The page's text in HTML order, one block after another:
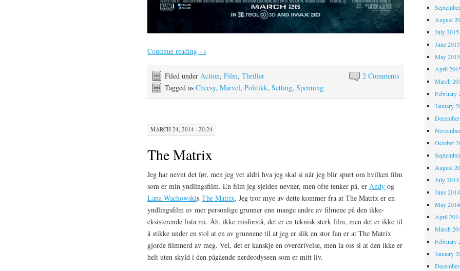
Continue reading →
2 Comments
Filed under Action, Film, Thriller
Tagged as Cheesy, Marvel, Politikk, Setting, Spenning
MARCH 24, 2014 · 20:24
The Matrix
Jeg har nevnt det før, men jeg vet aldri hva jeg skal si når jeg blir spurt om hvilken film
som er min yndlingsfilm. En film jeg sjelden nevner, men ofte tenker på, er Andyog
Lana Wachowskis The Matrix. Jeg tror mye av dette kommer fra at The Matrix er en
yndlingsfilm av mer personlige grunner enn mange andre av filmene på den ikke-
eksisterende lista mi. Åh, ikke misforstå, det er en teknisk sterk film, men det er ikke til
å stikke under en stol at en av grunnene til at jeg er slik en stor fan er at The Matrix
gjorde filmnerd av meg. Vel, det er kanskje en overdrivelse, men la oss si at den ikke er
helt uten skyld i den pågående nerdeodyseen som er mitt liv.
August
July 2015
June 2015
May 2015
April
March
February
January
October
August
July 2014
June 2014
May 2014
April
March
February
January